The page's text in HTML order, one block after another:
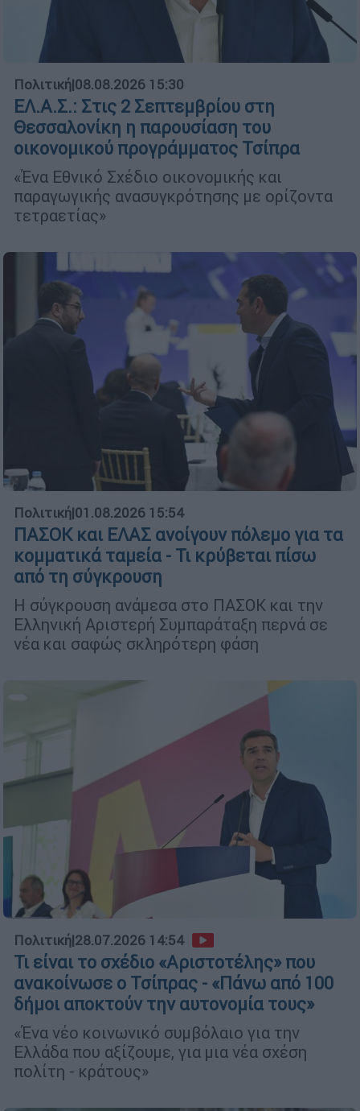
Πολιτική|08.08.2026 15:30
ΕΛ.Α.Σ.: Στις 2 Σεπτεμβρίου στη
Θεσσαλονίκη η παρουσίαση του
οικονομικού προγράμματος Τσίπρα
«Ένα Εθνικό Σχέδιο οικονομικής και
παραγωγικής ανασυγκρότησης με ορίζοντα
τετραετίας»
Πολιτική|01.08.2026 15:54
ΠΑΣΟΚ και ΕΛΑΣ ανοίγουν πόλεμο για τα
κομματικά ταμεία - Τι κρύβεται πίσω
από τη σύγκρουση
Η σύγκρουση ανάμεσα στο ΠΑΣΟΚ και την
Ελληνική Αριστερή Συμπαράταξη περνά σε
νέα και σαφώς σκληρότερη φάση
Πολιτική|28.07.2026 14:54
Τι είναι το σχέδιο «Αριστοτέλης» που
ανακοίνωσε ο Τσίπρας - «Πάνω από 100
δήμοι αποκτούν την αυτονομία τους»
«Ένα νέο κοινωνικό συμβόλαιο για την
Ελλάδα που αξίζουμε, για μια νέα σχέση
πολίτη - κράτους»